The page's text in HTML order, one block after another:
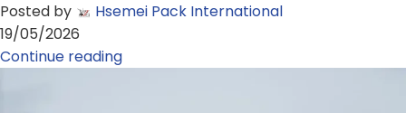
Posted by
Hsemei Pack International
19/05/2026
Continue reading